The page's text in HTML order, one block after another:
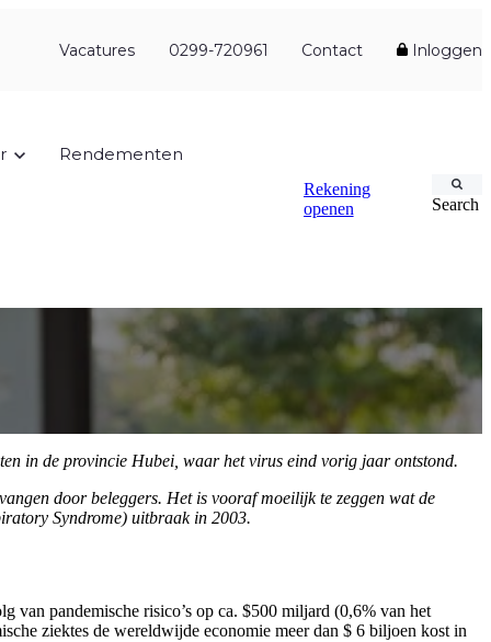
Vacatures 0299-720961 Contact Inloggen
Rendementen
Rekening
openen
Search
in de provincie Hubei, waar het virus eind vorig jaar ontstond.
door beleggers. Het is vooraf moeilijk te zeggen wat de
Syndrome) uitbraak in 2003.
van pandemische risico’s op ca. $500 miljard (0,6% van het
ziektes de wereldwijde economie meer dan $ 6 biljoen kost in